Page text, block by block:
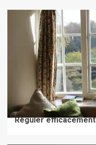
TRAVAUX & RÉNOVATION
Réguler